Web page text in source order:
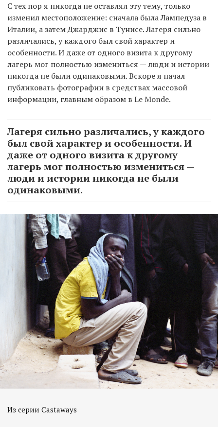
С тех пор я никогда не оставлял эту тему, только
изменил местоположение: сначала была Лампедуза в
Италии, а затем Джарджис в Тунисе. Лагеря сильно
различались, у каждого был свой характер и
особенности. И даже от одного визита к другому
лагерь мог полностью измениться — люди и истории
никогда не были одинаковыми. Вскоре я начал
публиковать фотографии в средствах массовой
информации, главным образом в Le Monde.
Лагеря сильно различались, у каждого
был свой характер и особенности. И
даже от одного визита к другому
лагерь мог полностью измениться —
люди и истории никогда не были
одинаковыми.
Из серии Castaways